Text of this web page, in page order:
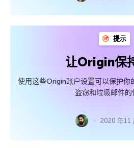
提示
让Origin保
使用这些Origin账户设置可以保护你
盗窃和垃圾邮件的
2020 年11